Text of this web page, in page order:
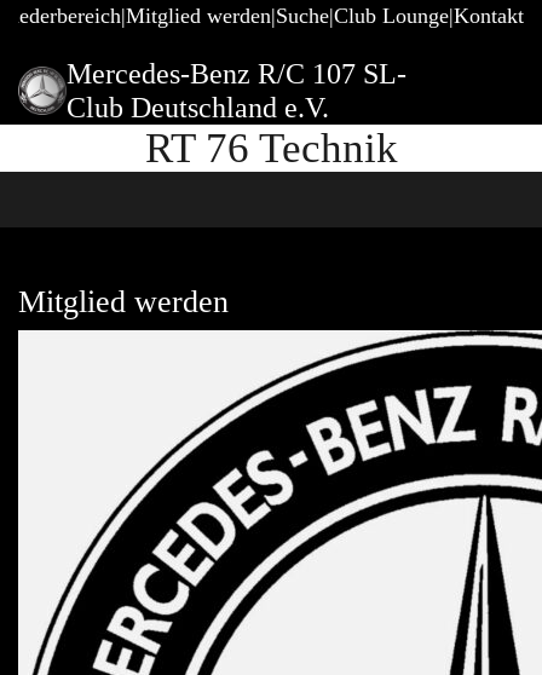
Mitglied werden Suche Club Lounge Kontakt
Mercedes-Benz R/C 107 SL-
Club Deutschland e.V.
RT 76 Technik
Mitglied werden